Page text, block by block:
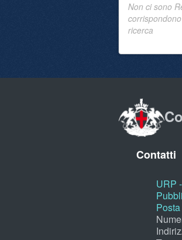
Non ci sono
ricerca
Contatti
URP